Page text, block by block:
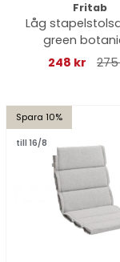
Fritab
Låg
green
248 kr
Spara 10%
till 16/8